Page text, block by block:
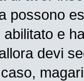
possono
e
devi